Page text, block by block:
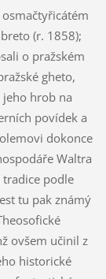
(r. 1858);
o pražském
gheto,
hrob na
povídek a
dokonce
Waltra
tradice podle
tu pak známý
ovšem učinil z
historické